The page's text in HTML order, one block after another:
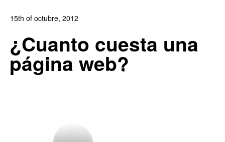
15th of octubre, 2012
Posicionamiento ,Blog Publicidad,Noticias
0
0
¿Cuanto cuesta una
página web?